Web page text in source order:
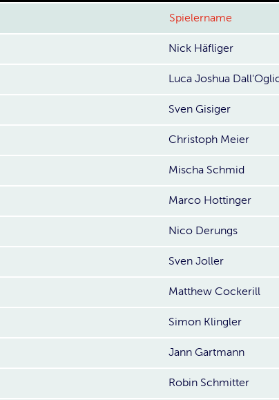
Spielername
Nick Häfliger
Luca Joshua
Sven Gisiger
Christoph Meier
Mischa Schmid
Marco Hottinger
Nico Derungs
Sven Joller
Matthew Cockerill
Simon Klingler
Jann Gartmann
Robin Schmitter